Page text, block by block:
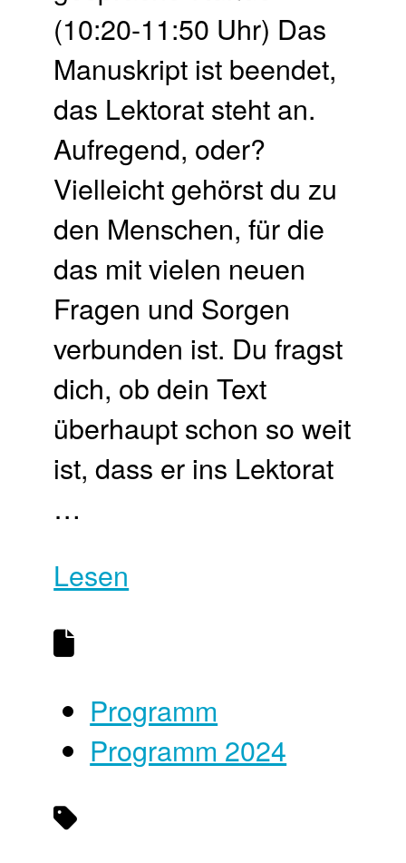
(10:20-11:50 Uhr) Das
Manuskript ist beendet,
das Lektorat steht an.
Aufregend, oder?
Vielleicht gehörst du zu
den Menschen, für die
das mit vielen neuen
Fragen und Sorgen
verbunden ist. Du fragst
dich, ob dein Text
überhaupt schon so weit
ist, dass er ins Lektorat
…
Lesen
Programm
Programm 2024